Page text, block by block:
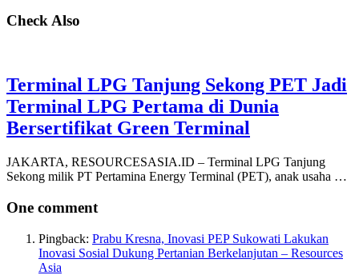
Check Also
Terminal LPG Tanjung Sekong PET Jadi
Terminal LPG Pertama di Dunia
Bersertifikat Green Terminal
JAKARTA, RESOURCESASIA.ID – Terminal LPG Tanjung
Sekong milik PT Pertamina Energy Terminal (PET), anak usaha …
One comment
Pingback: Prabu Kresna, Inovasi PEP Sukowati Lakukan
Inovasi Sosial Dukung Pertanian Berkelanjutan – Resources
Asia